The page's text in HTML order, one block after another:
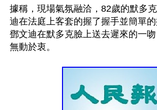
據稱，現場氣氛融洽，82歲的默多
迪在法庭上客套的握了握手並簡單的
鄧文迪在默多克臉上送去遲來的一
無動於衷。